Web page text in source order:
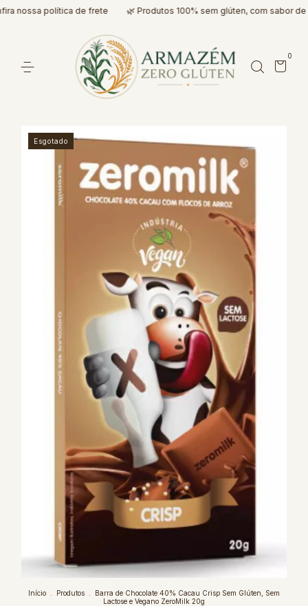
política de frete 🌿 Produtos 100% sem glúten, com sabor de
0
Esgotado
Início Produtos
Barra de Chocolate 40% Cacau Crisp Sem Glúten, Sem
Lactose e Vegano ZeroMilk 20g